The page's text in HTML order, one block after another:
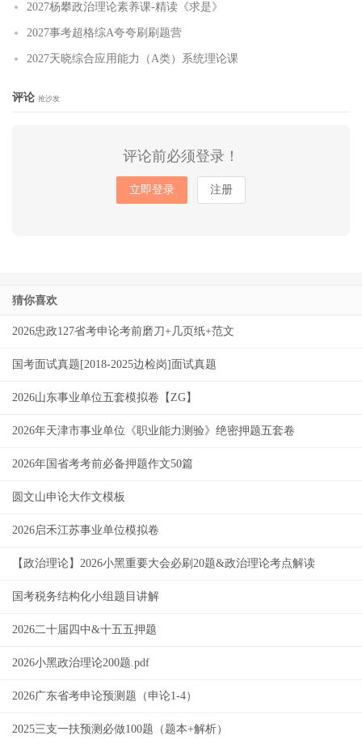
2027杨攀政治理论素养课-精读《求是》
2027事考超格综A夸夸刷刷题营
2027天晓综合应用能力（A类）系统理论课
评论 抢沙发
评论前必须登录！
立即登录 注册
猜你喜欢
2026忠政127省考申论考前磨刀+几页纸+范文
国考面试真题[2018-2025边检岗]面试真题
2026山东事业单位五套模拟卷【ZG】
2026年天津市事业单位《职业能力测验》绝密押题五套卷
2026年国省考考前必备押题作文50篇
圆文山申论大作文模板
2026启禾江苏事业单位模拟卷
【政治理论】2026小黑重要大会必刷20题&政治理论考点解读
国考税务结构化小组题目讲解
2026二十届四中&十五五押题
2026小黑政治理论200题.pdf
2026广东省考申论预测题（申论1-4）
2025三支一扶预测必做100题（题本+解析）